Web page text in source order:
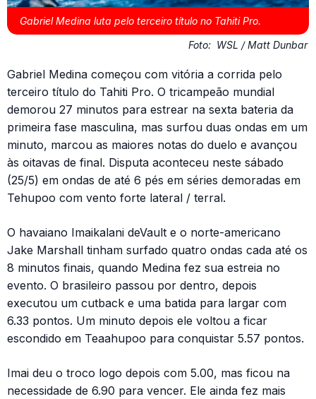
Gabriel Medina luta pelo terceiro título no Tahiti Pro.
Foto: WSL / Matt Dunbar
Gabriel Medina começou com vitória a corrida pelo
terceiro título do Tahiti Pro. O tricampeão mundial
demorou 27 minutos para estrear na sexta bateria da
primeira fase masculina, mas surfou duas ondas em um
minuto, marcou as maiores notas do duelo e avançou
às oitavas de final. Disputa aconteceu neste sábado
(25/5) em ondas de até 6 pés em séries demoradas em
Tehupoo com vento forte lateral / terral.
O havaiano Imaikalani deVault e o norte-americano
Jake Marshall tinham surfado quatro ondas cada até os
8 minutos finais, quando Medina fez sua estreia no
evento. O brasileiro passou por dentro, depois
executou um cutback e uma batida para largar com
6.33 pontos. Um minuto depois ele voltou a ficar
escondido em Teaahupoo para conquistar 5.57 pontos.
Imai deu o troco logo depois com 5.00, mas ficou na
necessidade de 6.90 para vencer. Ele ainda fez mais